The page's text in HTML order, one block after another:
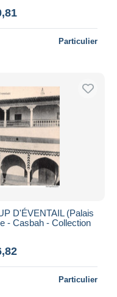
Particulier
D'ÉVENTAIL (Palais
- Casbah - Collection
Particulier